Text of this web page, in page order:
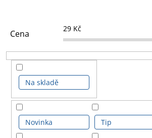
Cena 29 Kč
Na skladě
Novinka Tip